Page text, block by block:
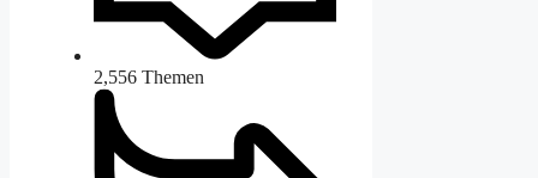
2,556 Themen